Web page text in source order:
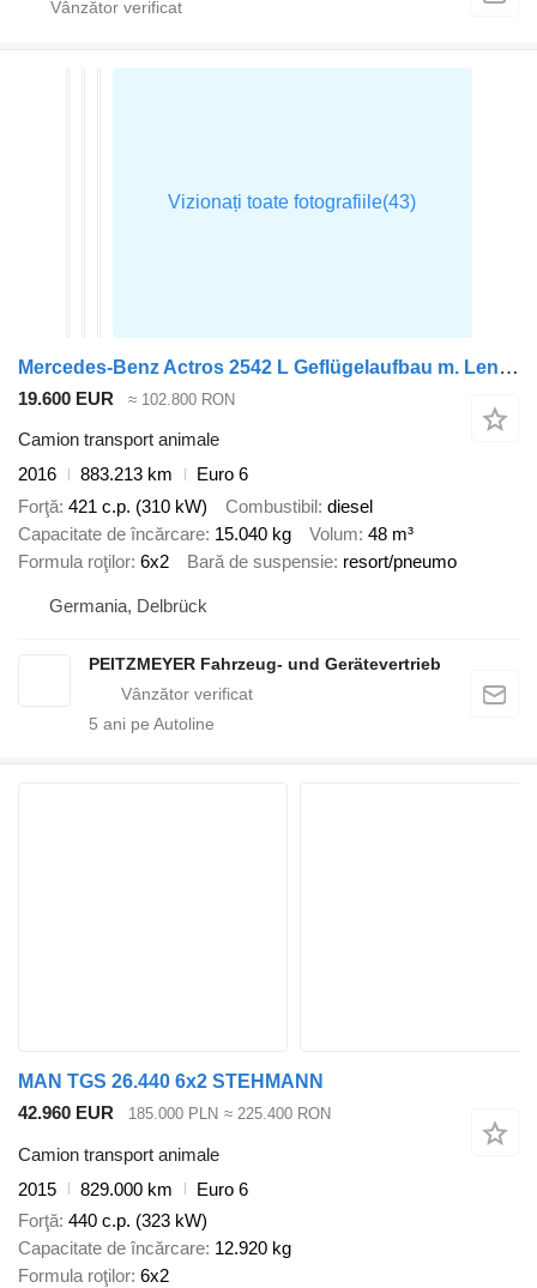
Mercedes-Benz Actros 2542 L Geflügelaufbau m. Lenkachse
19.600 EUR ≈ 102.800 RON
Camion transport animale
2016
883.213 km
Euro 6
Forţă 421 c.p. (310 kW) Combustibil diesel
Capacitate de încărcare 15.040 kg Volum 48 m³
Formula roţilor 6x2 Bară de suspensie resort/pneumo
Germania, Delbrück
PEITZMEYER Fahrzeug- und Gerätevertrieb
5 ani pe Autoline
MAN TGS 26.440 6x2 STEHMANN
42.960 EUR
185.000 PLN ≈ 225.400 RON
Camion transport animale
2015
829.000 km
Euro 6
Forţă 440 c.p. (323 kW)
Capacitate de încărcare 12.920 kg
Formula roţilor 6x2